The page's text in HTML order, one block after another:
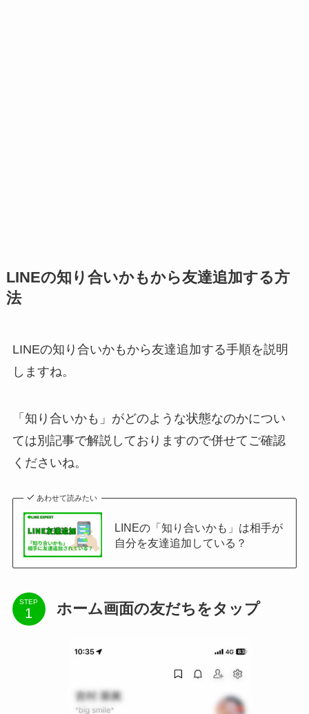
LINEの知り合いかもから友達追加する方
法
LINEの知り合いかもから友達追加する手順を説明
しますね。
「知り合いかも」がどのような状態なのかについ
ては別記事で解説しておりますので併せてご確認
くださいね。
あわせて読みたい
LINEの「知り合いかも」は相手が
自分を友達追加している？
STEP ホーム画面の友だちをタップ